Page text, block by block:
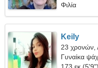
Φιλία
Keily
23 χρονών,
Γυναίκα